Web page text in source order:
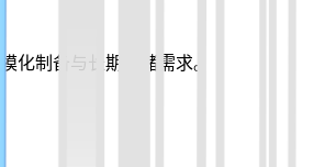
化制备与长期存储需求。